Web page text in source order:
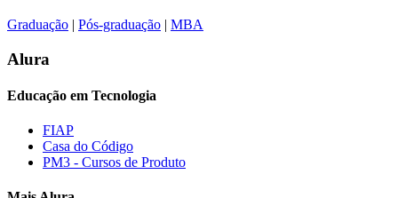
Graduação | Pós-graduação | MBA
Alura
Educação em Tecnologia
FIAP
Casa do Código
PM3 - Cursos de Produto